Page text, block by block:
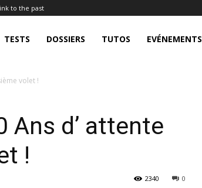
to the past
TESTS DOSSIERS TUTOS EVÉNEMENTS
volet !
Ans d’ attente
!
0
2340